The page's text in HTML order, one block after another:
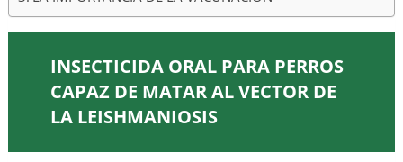
INSECTICIDA ORAL PARA PERROS
CAPAZ DE MATAR AL VECTOR DE
LA LEISHMANIOSIS